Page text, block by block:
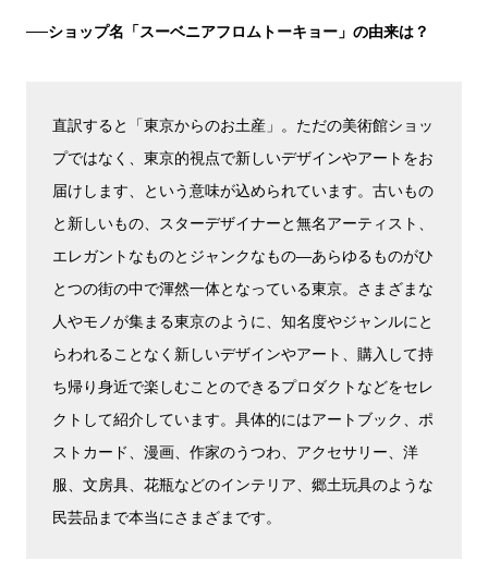
──ショップ名「スーベニアフロムトーキョー」の由来は？
直訳すると「東京からのお土産」。ただの美術館ショッ
プではなく、東京的視点で新しいデザインやアートをお
届けします、という意味が込められています。古いもの
と新しいもの、スターデザイナーと無名アーティスト、
エレガントなものとジャンクなもの―あらゆるものがひ
とつの街の中で渾然一体となっている東京。さまざまな
人やモノが集まる東京のように、知名度やジャンルにと
らわれることなく新しいデザインやアート、購入して持
ち帰り身近で楽しむことのできるプロダクトなどをセレ
クトして紹介しています。具体的にはアートブック、ポ
ストカード、漫画、作家のうつわ、アクセサリー、洋
服、文房具、花瓶などのインテリア、郷土玩具のような
民芸品まで本当にさまざまです。